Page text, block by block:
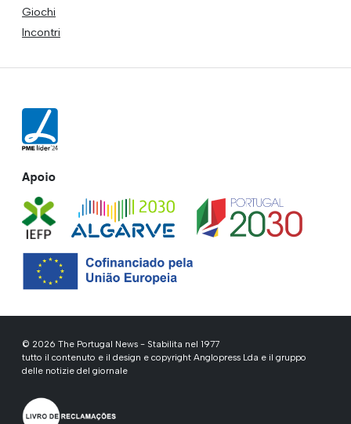
Giochi
Incontri
Apoio
© 2026 The Portugal News - Stabilita nel 1977
tutto il contenuto e il design e copyright Anglopress Lda e il gruppo
delle notizie del giornale